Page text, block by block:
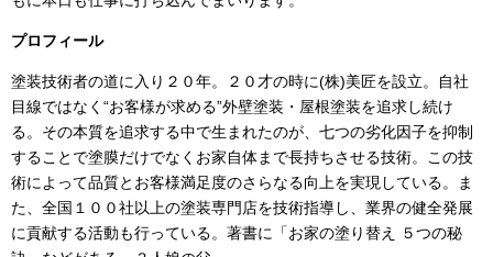
プロフィール
塗装技術者の道に入り２０年。２０才の時に(株)美匠を設立。自社
目線ではなく“お客様が求める”外壁塗装・屋根塗装を追求し続け
る。その本質を追求する中で生まれたのが、七つの劣化因子を抑制
することで塗膜だけでなくお家自体まで長持ちさせる技術。この技
術によって品質とお客様満足度のさらなる向上を実現している。ま
た、全国１００社以上の塗装専門店を技術指導し、業界の健全発展
に貢献する活動も行っている。著書に「お家の塗り替え ５つの秘